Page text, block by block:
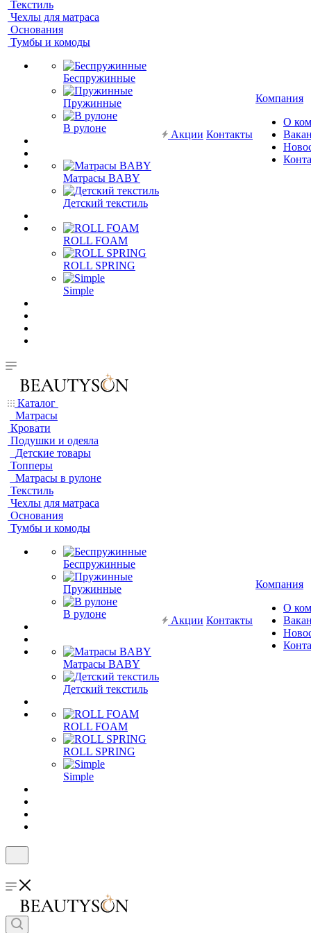
Текстиль
Чехлы для матраса
Основания
Тумбы и комоды
Беспружинные
Пружинные
В рулоне
Матрасы BABY
Детский текстиль
ROLL FOAM
ROLL SPRING
Simple
Акции Контакты
Компания
О
Каталог
Матрасы
Кровати
Подушки и одеяла
Детские товары
Топперы
Матрасы в рулоне
Текстиль
Чехлы для матраса
Основания
Тумбы и комоды
Беспружинные
Пружинные
В рулоне
Матрасы BABY
Детский текстиль
ROLL FOAM
ROLL SPRING
Simple
Акции Контакты
Компания
О